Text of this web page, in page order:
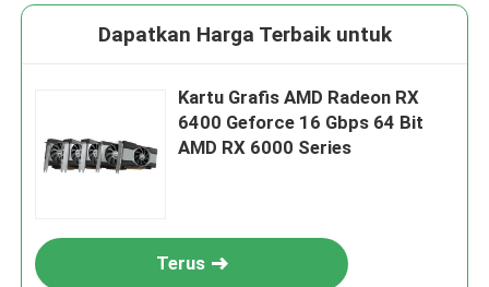
Dapatkan Harga Terbaik untuk
Kartu Grafis AMD Radeon RX
6400 Geforce 16 Gbps 64 Bit
AMD RX 6000 Series
Terus